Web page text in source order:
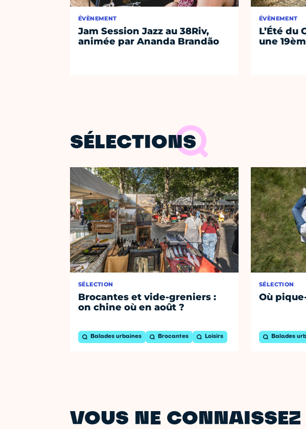
ÉVÈNEMENT
Jam Session Jazz au 38Riv,
animée par Ananda Brandão
ÉVÈNEMENT
L’Été du
une
SÉLECTIONS
SÉLECTION
Brocantes et vide-greniers :
on chine où en août ?
Balades urbaines Brocantes Loisirs
SÉLECTION
Où
Balades
VOUS NE